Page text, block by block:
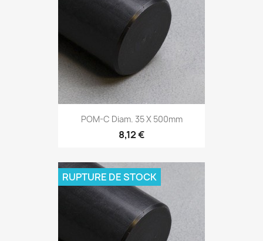
POM-C Diam. 35 X 500mm
8,12 €
RUPTURE DE STOCK